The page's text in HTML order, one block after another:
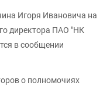
Игоря Ивановича на
директора ПАО "НК
в сообщении
о полномочиях